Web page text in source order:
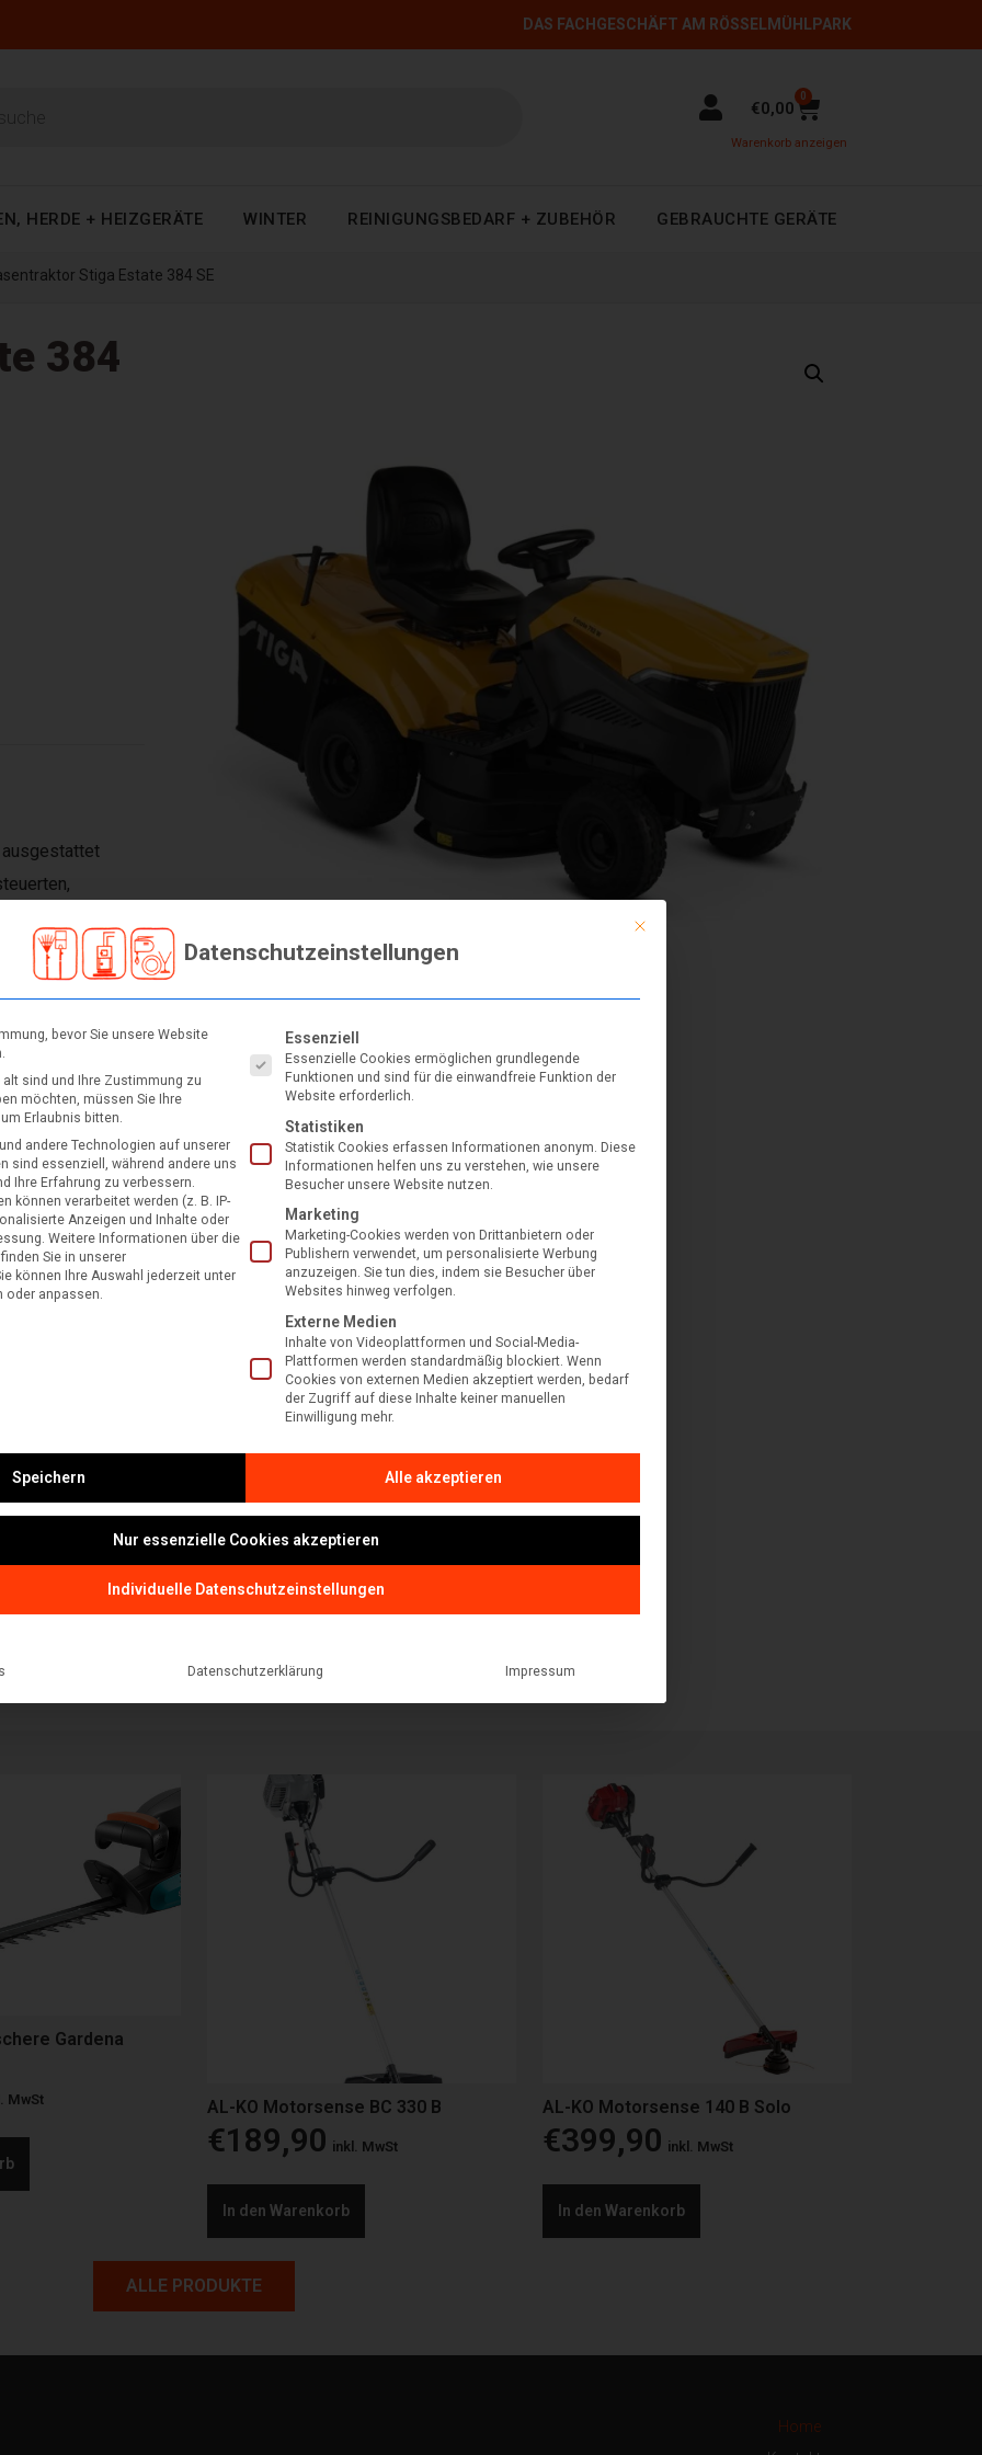
DAS FACHGESCHÄFT AM RÖSSELMÜHLPARK
€0,00
0
Warenkorb anzeigen
HERDE + HEIZGERÄTE WINTER REINIGUNGSBEDARF + ZUBEHÖR GEBRAUCHTE GERÄTE
Stiga Estate 384 SE
384
ausgestattet
und
min
Gardena
MwSt AL-KO Motorsense BC 330 B
€189,90 inkl. MwSt
In den Warenkorb
AL-KO Motorsense 140 B Solo
€399,90 inkl. MwSt
In den Warenkorb
ALLE PRODUKTE
Home
Mit diesem Button wird der Dialog geschlossen. Seine
Datenschutzeinstellungen
bevor Sie unsere Website
alt sind und Ihre Zustimmung zu
möchten, müssen Sie Ihre
Erlaubnis bitten.
andere Technologien auf unserer
sind essenziell, während andere uns
Ihre Erfahrung zu verbessern.
können verarbeitet werden (z. B. IP-
Anzeigen und Inhalte oder
Weitere Informationen über die
Sie in unserer
können Ihre Auswahl jederzeit unter
oder anpassen.
Es folgt eine Liste der Service-Gruppen, für die eine Einwilligung erteilt werden kann. Die
Essenziell
Essenzielle Cookies ermöglichen grundlegende
Funktionen und sind für die einwandfreie Funktion der
Website erforderlich.
Statistiken
Statistik Cookies erfassen Informationen anonym. Diese
Informationen helfen uns zu verstehen, wie unsere
Besucher unsere Website nutzen.
Marketing
Marketing-Cookies werden von Drittanbietern oder
Publishern verwendet, um personalisierte Werbung
anzuzeigen. Sie tun dies, indem sie Besucher über
Websites hinweg verfolgen.
Externe Medien
Inhalte von Videoplattformen und Social-Media-
Plattformen werden standardmäßig blockiert. Wenn
Cookies von externen Medien akzeptiert werden, bedarf
der Zugriff auf diese Inhalte keiner manuellen
Einwilligung mehr.
Speichern Alle akzeptieren
Nur essenzielle Cookies akzeptieren
Individuelle Datenschutzeinstellungen
Datenschutzerklärung Impressum